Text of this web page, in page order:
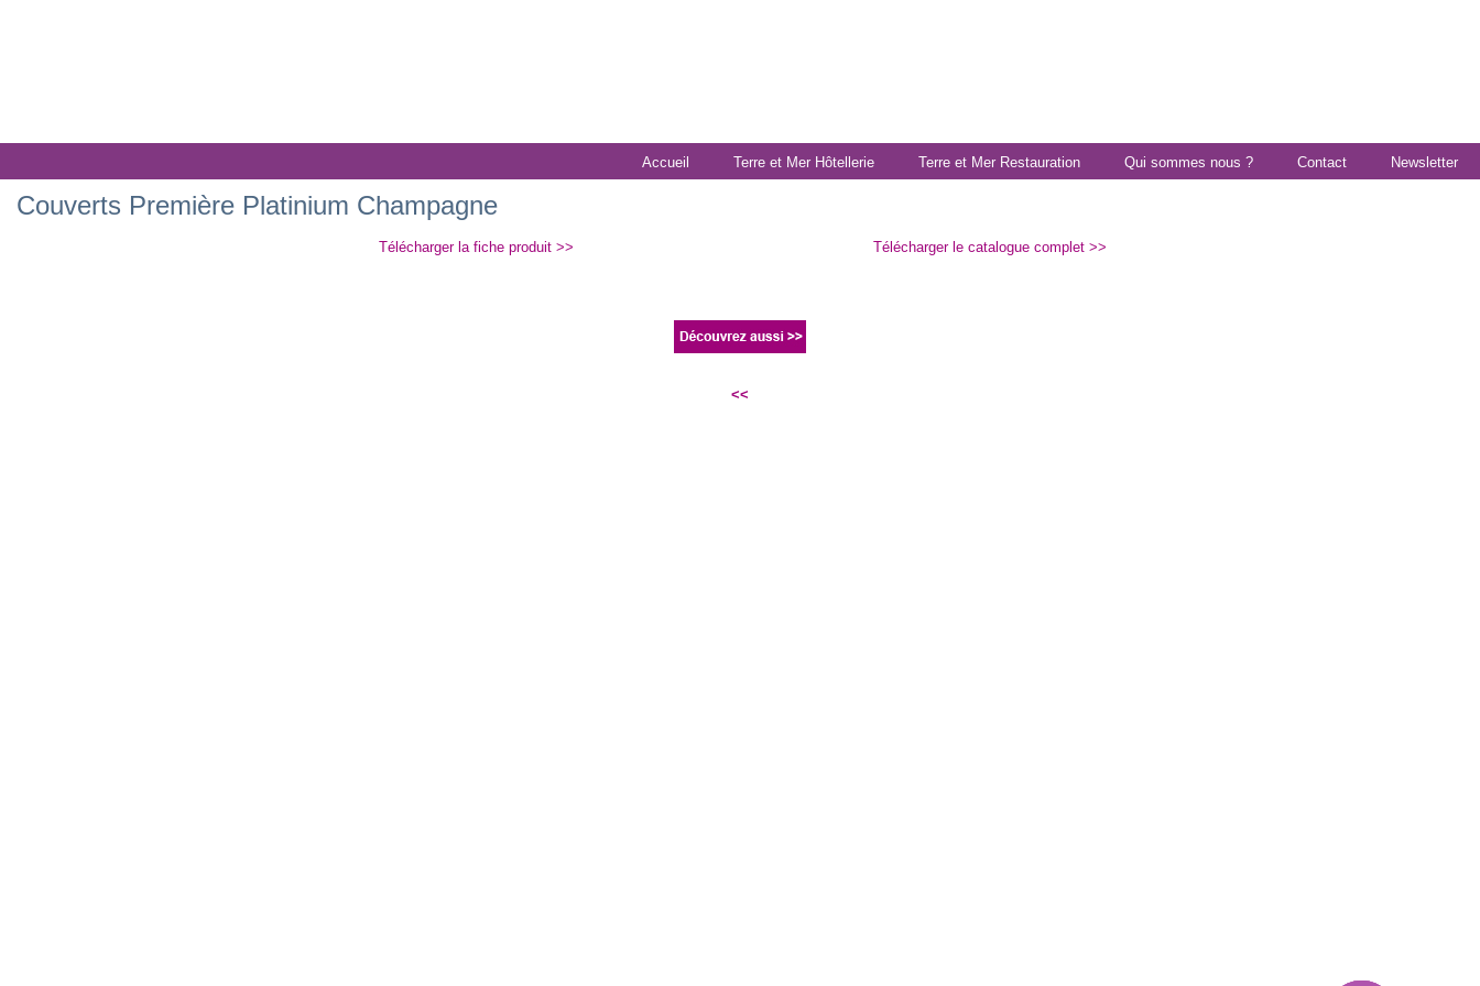
Accueil Terre et Mer Hôtellerie Terre et Mer Restauration Qui sommes nous ? Contact Newsletter
Couverts Première Platinium Champagne
Télécharger la fiche produit >> Télécharger le catalogue complet >>
<<